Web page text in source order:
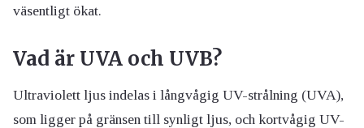
väsentligt ökat.
Vad är UVA och UVB?
Ultraviolett ljus indelas i långvågig UV-strålning (UVA),
som ligger på gränsen till synligt ljus, och kortvågig UV-